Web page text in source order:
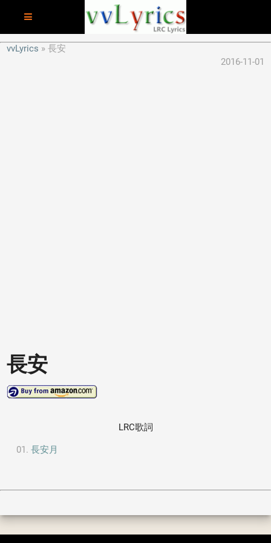
vvLyrics
長安
2016-11-01
長安
LRC歌詞
長安月